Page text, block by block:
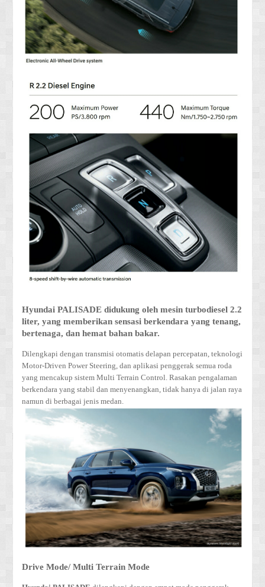
Hyundai PALISADE didukung oleh mesin turbodiesel 2.2
liter, yang memberikan sensasi berkendara yang tenang,
bertenaga, dan hemat bahan bakar.
Dilengkapi dengan transmisi otomatis delapan percepatan, teknologi
Motor-Driven Power Steering, dan aplikasi penggerak semua roda
yang mencakup sistem Multi Terrain Control. Rasakan pengalaman
berkendara yang stabil dan menyenangkan, tidak hanya di jalan raya
namun di berbagai jenis medan.
Drive Mode/ Multi Terrain Mode